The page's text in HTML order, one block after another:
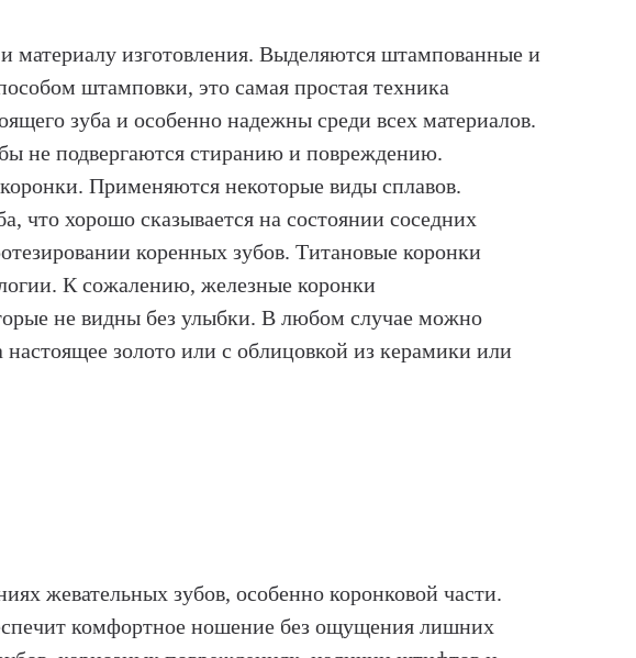
материалу изготовления. Выделяются штампованные и
штамповки, это самая простая техника
зуба и особенно надежны среди всех материалов.
не подвергаются стиранию и повреждению.
Применяются некоторые виды сплавов.
что хорошо сказывается на состоянии соседних
коренных зубов. Титановые коронки
К сожалению, железные коронки
не видны без улыбки. В любом случае можно
золото или с облицовкой из керамики или
жевательных зубов, особенно коронковой части.
комфортное ношение без ощущения лишних